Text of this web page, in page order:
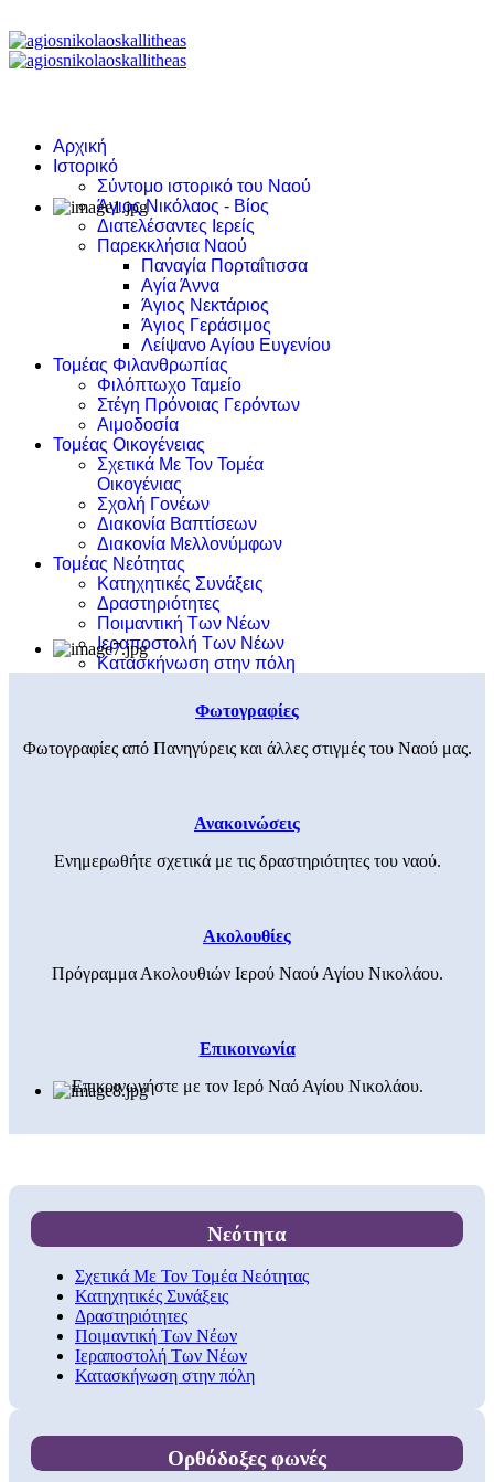
Αρχική
Ιστορικό
Σύντομο ιστορικό του Ναού
Άγιος Νικόλαος - Βίος
Διατελέσαντες Ιερείς
Παρεκκλήσια Ναού
Παναγία Πορταΐτισσα
Αγία Άννα
Άγιος Νεκτάριος
Άγιος Γεράσιμος
Λείψανο Αγίου Ευγενίου
Τομέας Φιλανθρωπίας
Φιλόπτωχο Ταμείο
Στέγη Πρόνοιας Γερόντων
Αιμοδοσία
Τομέας Οικογένειας
Σχετικά Με Τον Τομέα
Οικογένιας
Σχολή Γονέων
Διακονία Βαπτίσεων
Διακονία Μελλονύμφων
Τομέας Νεότητας
Κατηχητικές Συνάξεις
Δραστηριότητες
Ποιμαντική Των Νέων
Ιεραποστολή Των Νέων
Κατασκήνωση στην πόλη
Φωτογραφίες
Φωτογραφίες από Πανηγύρεις και άλλες στιγμές του Ναού μας.
Ανακοινώσεις
Ενημερωθήτε σχετικά με τις δραστηριότητες του ναού.
Ακολουθίες
Πρόγραμμα Ακολουθιών Ιερού Ναού Αγίου Νικολάου.
Επικοινωνία
Επικοινωνήστε με τον Ιερό Ναό Αγίου Νικολάου.
Νεότητα
Σχετικά Με Τον Τομέα Νεότητας
Κατηχητικές Συνάξεις
Δραστηριότητες
Ποιμαντική Των Νέων
Ιεραποστολή Των Νέων
Κατασκήνωση στην πόλη
Ορθόδοξες φωνές